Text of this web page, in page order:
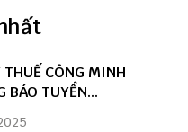
CÔNG MINH
BÁO TUYỂN